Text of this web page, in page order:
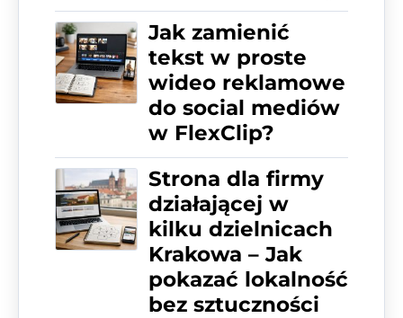
Jak zamienić
tekst w proste
wideo reklamowe
do social mediów
w FlexClip?
Strona dla firmy
działającej w
kilku dzielnicach
Krakowa – Jak
pokazać lokalność
bez sztuczności